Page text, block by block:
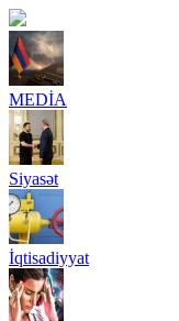
MEDİA
Siyasət
İqtisadiyyat